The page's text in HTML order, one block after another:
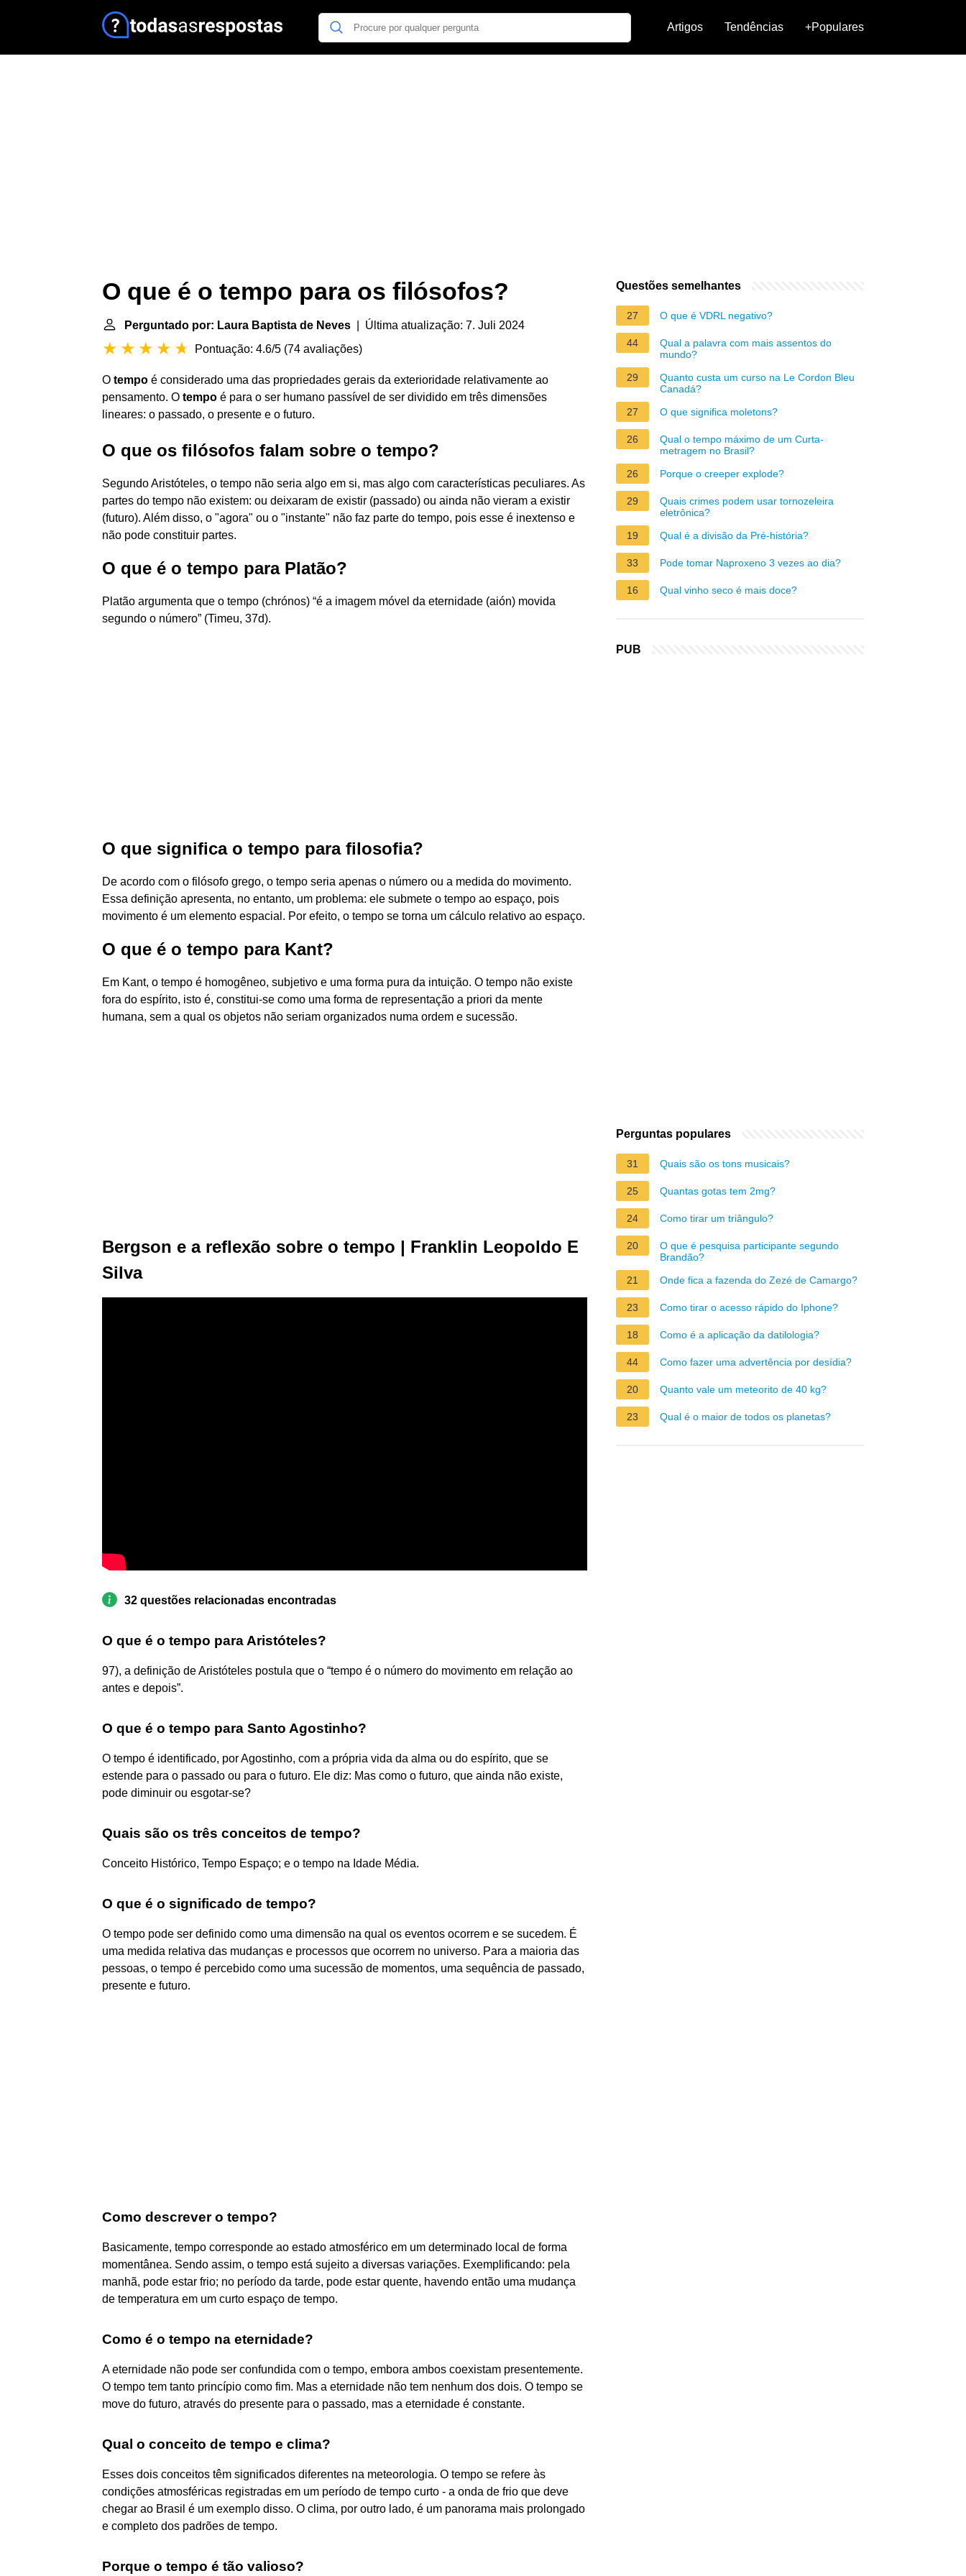
Artigos Tendências +Populares
O que é o tempo para os filósofos?
Perguntado por: Laura Baptista de Neves | Última atualização: 7. Juli 2024
Pontuação: 4.6/5 (74 avaliações)
O tempo é considerado uma das propriedades gerais da exterioridade relativamente ao
pensamento. O tempo é para o ser humano passível de ser dividido em três dimensões
lineares: o passado, o presente e o futuro.
O que os filósofos falam sobre o tempo?
Segundo Aristóteles, o tempo não seria algo em si, mas algo com características peculiares. As
partes do tempo não existem: ou deixaram de existir (passado) ou ainda não vieram a existir
(futuro). Além disso, o "agora" ou o "instante" não faz parte do tempo, pois esse é inextenso e
não pode constituir partes.
O que é o tempo para Platão?
Platão argumenta que o tempo (chrónos) “é a imagem móvel da eternidade (aión) movida
segundo o número” (Timeu, 37d).
O que significa o tempo para filosofia?
De acordo com o filósofo grego, o tempo seria apenas o número ou a medida do movimento.
Essa definição apresenta, no entanto, um problema: ele submete o tempo ao espaço, pois
movimento é um elemento espacial. Por efeito, o tempo se torna um cálculo relativo ao espaço.
O que é o tempo para Kant?
Em Kant, o tempo é homogêneo, subjetivo e uma forma pura da intuição. O tempo não existe
fora do espírito, isto é, constitui-se como uma forma de representação a priori da mente
humana, sem a qual os objetos não seriam organizados numa ordem e sucessão.
Bergson e a reflexão sobre o tempo | Franklin Leopoldo E
Silva
32 questões relacionadas encontradas
O que é o tempo para Aristóteles?
97), a definição de Aristóteles postula que o “tempo é o número do movimento em relação ao
antes e depois”.
O que é o tempo para Santo Agostinho?
O tempo é identificado, por Agostinho, com a própria vida da alma ou do espírito, que se
estende para o passado ou para o futuro. Ele diz: Mas como o futuro, que ainda não existe,
pode diminuir ou esgotar-se?
Quais são os três conceitos de tempo?
Conceito Histórico, Tempo Espaço; e o tempo na Idade Média.
O que é o significado de tempo?
O tempo pode ser definido como uma dimensão na qual os eventos ocorrem e se sucedem. É
uma medida relativa das mudanças e processos que ocorrem no universo. Para a maioria das
pessoas, o tempo é percebido como uma sucessão de momentos, uma sequência de passado,
presente e futuro.
Como descrever o tempo?
Basicamente, tempo corresponde ao estado atmosférico em um determinado local de forma
momentânea. Sendo assim, o tempo está sujeito a diversas variações. Exemplificando: pela
manhã, pode estar frio; no período da tarde, pode estar quente, havendo então uma mudança
de temperatura em um curto espaço de tempo.
Como é o tempo na eternidade?
A eternidade não pode ser confundida com o tempo, embora ambos coexistam presentemente.
O tempo tem tanto princípio como fim. Mas a eternidade não tem nenhum dos dois. O tempo se
move do futuro, através do presente para o passado, mas a eternidade é constante.
Qual o conceito de tempo e clima?
Esses dois conceitos têm significados diferentes na meteorologia. O tempo se refere às
condições atmosféricas registradas em um período de tempo curto - a onda de frio que deve
chegar ao Brasil é um exemplo disso. O clima, por outro lado, é um panorama mais prolongado
e completo dos padrões de tempo.
Porque o tempo é tão valioso?
Questões semelhantes
27 O que é VDRL negativo?
44
Qual a palavra com mais assentos do
mundo?
29
Quanto custa um curso na Le Cordon Bleu
Canadá?
27
O que significa moletons?
26
Qual o tempo máximo de um Curta-
metragem no Brasil?
26
Porque o creeper explode?
29
Quais crimes podem usar tornozeleira
eletrônica?
19
Qual é a divisão da Pré-história?
33 Pode tomar Naproxeno 3 vezes ao dia?
16 Qual vinho seco é mais doce?
PUB
Perguntas populares
31 Quais são os tons musicais?
25 Quantas gotas tem 2mg?
24 Como tirar um triângulo?
20
O que é pesquisa participante segundo
Brandão?
21
Onde fica a fazenda do Zezé de Camargo?
23 Como tirar o acesso rápido do Iphone?
18 Como é a aplicação da datilologia?
44 Como fazer uma advertência por desídia?
20 Quanto vale um meteorito de 40 kg?
23 Qual é o maior de todos os planetas?